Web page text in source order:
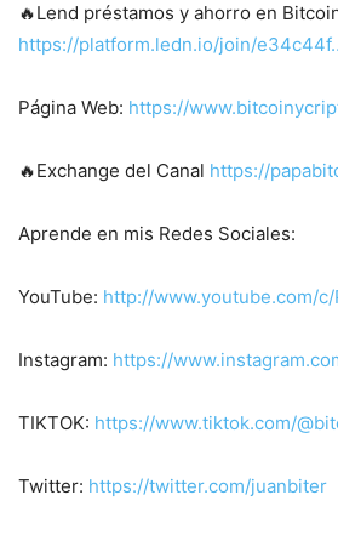
🔥Lend préstamos y ahorro en
https://platform.ledn.io/join/
Página Web: https://
🔥Exchange del Canal https://
Aprende en mis Redes Sociales:
YouTube: http://www.youtube.com/
Instagram: https://
TIKTOK: https://www.tiktok.com/
Twitter: https://twitter.com/juanbiter